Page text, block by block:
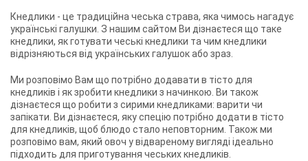
Кнедлики - це традиційна чеська страва, яка чимось нагадує
українські галушки. З нашим сайтом Ви дізнаєтеся що таке
кнедлики, як готувати чеські кнедлики та чим кнедлики
відрізняються від українських галушок або зраз.
Ми розповімо Вам що потрібно додавати в тісто для
кнедликів і як зробити кнедлики з начинкою. Ви також
дізнаєтеся що робити з сирими кнедликами: варити чи
запікати. Ви дізнаєтеся, яку спецію потрібно додати в тісто
для кнедликів, щоб блюдо стало неповторним. Також ми
розповімо вам, який овоч у відвареному вигляді ідеально
підходить для приготування чеських кнедликів.